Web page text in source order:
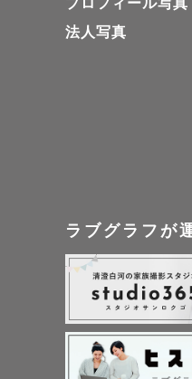
プロフィール写真
法人写真
ラブグラフが